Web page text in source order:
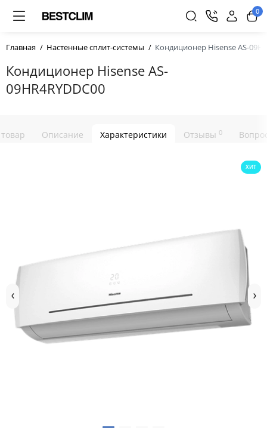
0
Главная Настенные сплит-системы Кондиционер Hisense AS-
Кондиционер Hisense AS-
09HR4RYDDC00
Описание Характеристики Отзывы 0
ХИТ